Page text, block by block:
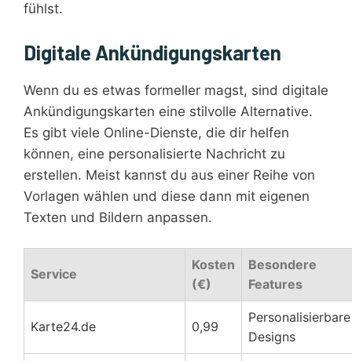
fühlst.
Digitale Ankündigungskarten
Wenn du es etwas formeller magst, sind digitale
Ankündigungskarten eine stilvolle Alternative.
Es gibt viele Online-Dienste, die dir helfen
können, eine personalisierte Nachricht zu
erstellen. Meist kannst du aus einer Reihe von
Vorlagen wählen und diese dann mit eigenen
Texten und Bildern anpassen.
Service
Kosten
(€)
Besondere
Features
Karte24.de 0,99
Personalisierbare
Designs